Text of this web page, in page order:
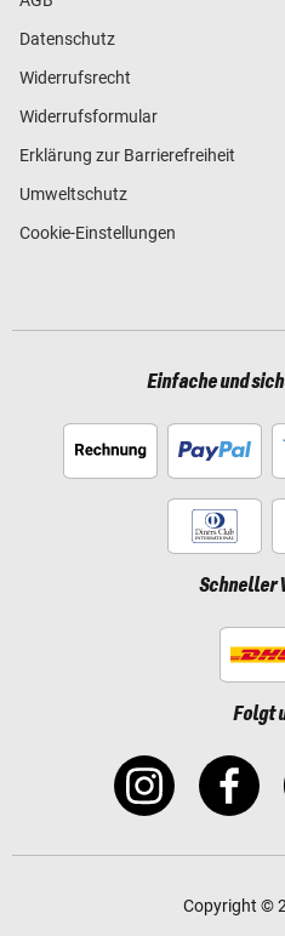
Datenschutz
Widerrufsrecht
Widerrufsformular
Erklärung zur Barrierefreiheit
Umweltschutz
Cookie-Einstellungen
Einfache und
Schneller
Folgt
Copyright ©